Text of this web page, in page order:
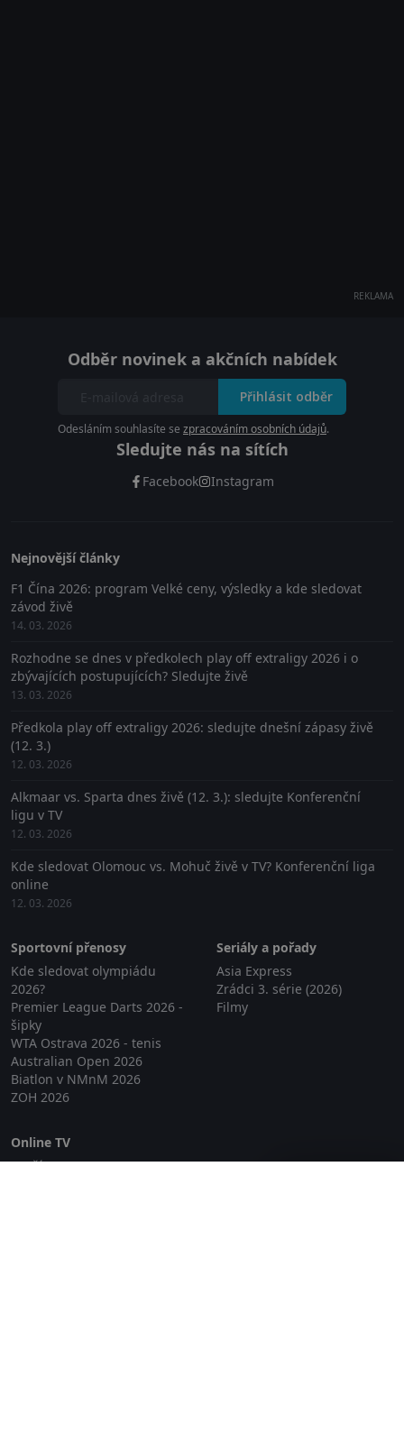
REKLAMA
Odběr novinek a akčních nabídek
Přihlásit odběr
Odesláním souhlasíte se zpracováním osobních údajů.
Sledujte nás na sítích
Facebook Instagram
Nejnovější články
F1 Čína 2026: program Velké ceny, výsledky a kde sledovat
závod živě
14. 03. 2026
Rozhodne se dnes v předkolech play off extraligy 2026 i o
zbývajících postupujících? Sledujte živě
13. 03. 2026
Předkola play off extraligy 2026: sledujte dnešní zápasy živě
(12. 3.)
12. 03. 2026
Alkmaar vs. Sparta dnes živě (12. 3.): sledujte Konferenční
ligu v TV
12. 03. 2026
Kde sledovat Olomouc vs. Mohuč živě v TV? Konferenční liga
online
12. 03. 2026
Sportovní přenosy
Kde sledovat olympiádu
2026?
Premier League Darts 2026 -
šipky
WTA Ostrava 2026 - tenis
Australian Open 2026
Biatlon v NMnM 2026
ZOH 2026
Seriály a pořady
Asia Express
Zrádci 3. série (2026)
Filmy
Online TV
Lepší.TV